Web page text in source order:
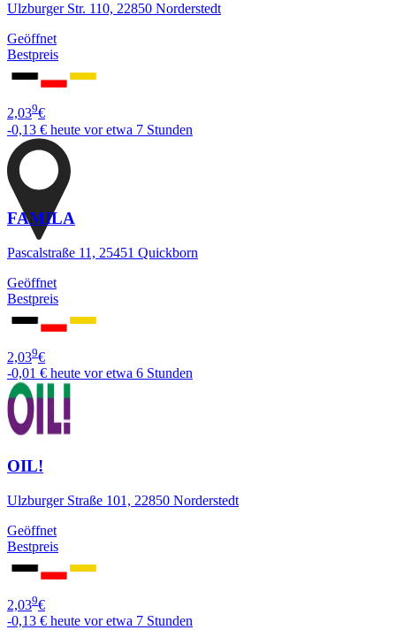
Ulzburger Str. 110, 22850 Norderstedt
Geöffnet
Bestpreis
2,039€
-0,13 € heute vor etwa 7 Stunden
FAMILA
Pascalstraße 11, 25451 Quickborn
Geöffnet
Bestpreis
2,039€
-0,01 € heute vor etwa 6 Stunden
OIL!
Ulzburger Straße 101, 22850 Norderstedt
Geöffnet
Bestpreis
2,039€
-0,13 € heute vor etwa 7 Stunden